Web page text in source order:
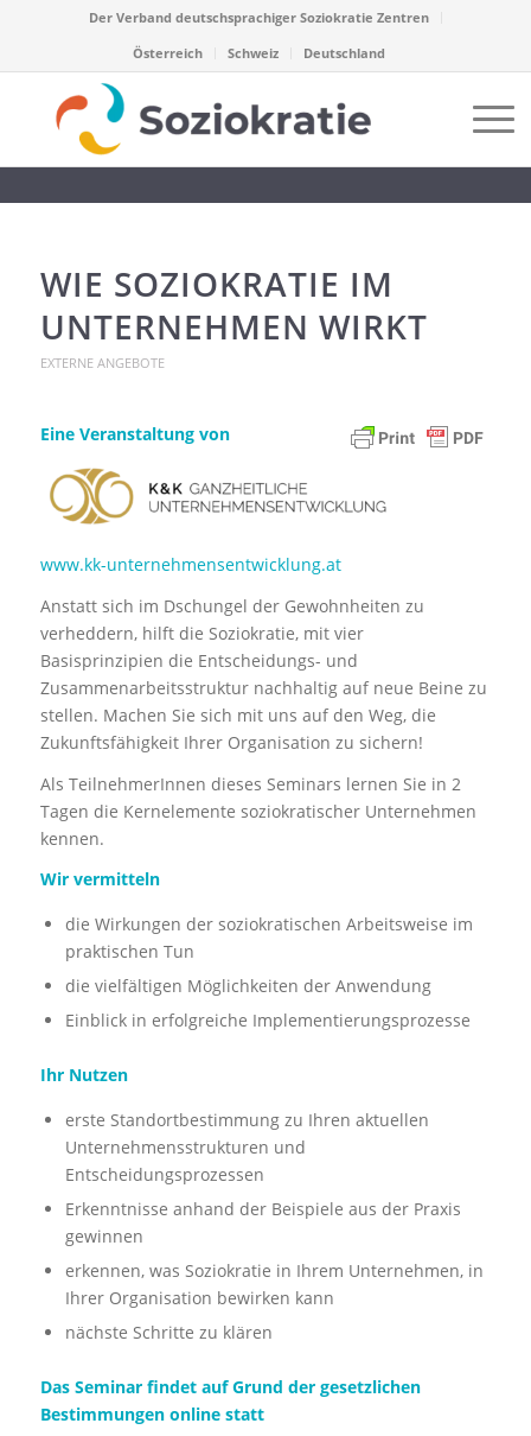
Der Verband deutschsprachiger Soziokratie Zentren
Österreich
Schweiz Deutschland
WIE SOZIOKRATIE IM
UNTERNEHMEN WIRKT
EXTERNE ANGEBOTE
Eine Veranstaltung von
www.kk-unternehmensentwicklung.at
Anstatt sich im Dschungel der Gewohnheiten zu
verheddern, hilft die Soziokratie, mit vier
Basisprinzipien die Entscheidungs- und
Zusammenarbeitsstruktur nachhaltig auf neue Beine zu
stellen. Machen Sie sich mit uns auf den Weg, die
Zukunftsfähigkeit Ihrer Organisation zu sichern!
Als TeilnehmerInnen dieses Seminars lernen Sie in 2
Tagen die Kernelemente soziokratischer Unternehmen
kennen.
Wir vermitteln
die Wirkungen der soziokratischen Arbeitsweise im
praktischen Tun
die vielfältigen Möglichkeiten der Anwendung
Einblick in erfolgreiche Implementierungsprozesse
Ihr Nutzen
erste Standortbestimmung zu Ihren aktuellen
Unternehmensstrukturen und
Entscheidungsprozessen
Erkenntnisse anhand der Beispiele aus der Praxis
gewinnen
erkennen, was Soziokratie in Ihrem Unternehmen, in
Ihrer Organisation bewirken kann
nächste Schritte zu klären
Das Seminar findet auf Grund der gesetzlichen
Bestimmungen online statt